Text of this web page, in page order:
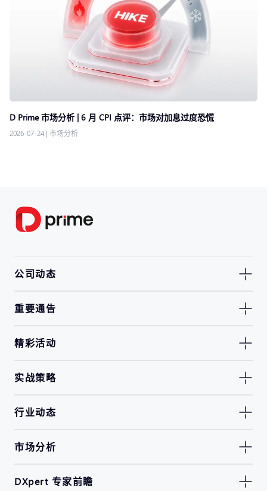
D Prime 市场分析 | 6 月 CPI 点评：市场对加息过度恐慌
2026-07-24 | 市场分析
公司动态
重要通告
精彩活动
实战策略
行业动态
市场分析
DXpert 专家前瞻